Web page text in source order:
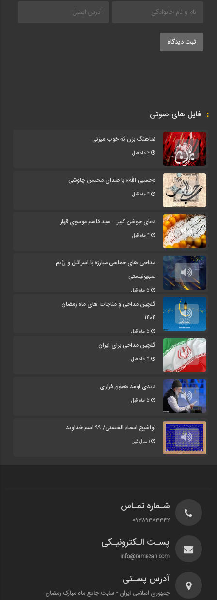
ثبت دیدگاه
فایل های صوتی
نماهنگ بزن که خوب میزنی
4 ماه قبل
«حسبی الله» با صدای محسن چاوشی
4 ماه قبل
دعای جوشن کبیر – سید قاسم موسوی قهار
4 ماه قبل
مداحی های حماسی مبارزه با اسرائیل و رژیم
صهیونیستی
گلچین مداحی و مناجات های ماه رمضان
۱۴۰۴
گلچین مداحی برای ایران
دیدی اومد همون فراری
تواشیح اسماء الحسنی/ ۹۹ اسم خداوند
1 سال قبل
شـماره تمـاس
۰۹۳۸۹۳۸۳۳۴۲
پسـت الـکترونیـکی
info@ramezan.com
آدرس پسـتی
جمهوری اسلامی ایران - سایت جامع ماه مبارک رمضان